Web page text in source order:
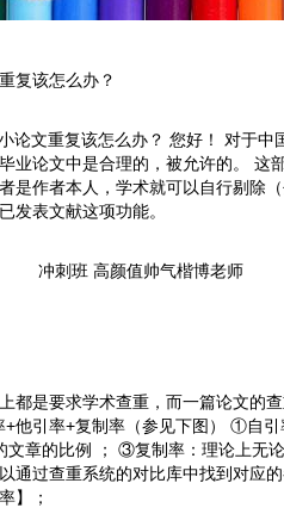
复该怎么办？
论文重复该怎么办？ 您好！ 对于中
业论文中是合理的，被允许的。 这
是作者本人，学术就可以自行剔除
发表文献这项功能。
都是要求学术查重，而一篇论文的
他引率+复制率（参见下图） ①自
章的比例 ； ③复制率：理论上无
通过查重系统的对比库中找到对应
】；